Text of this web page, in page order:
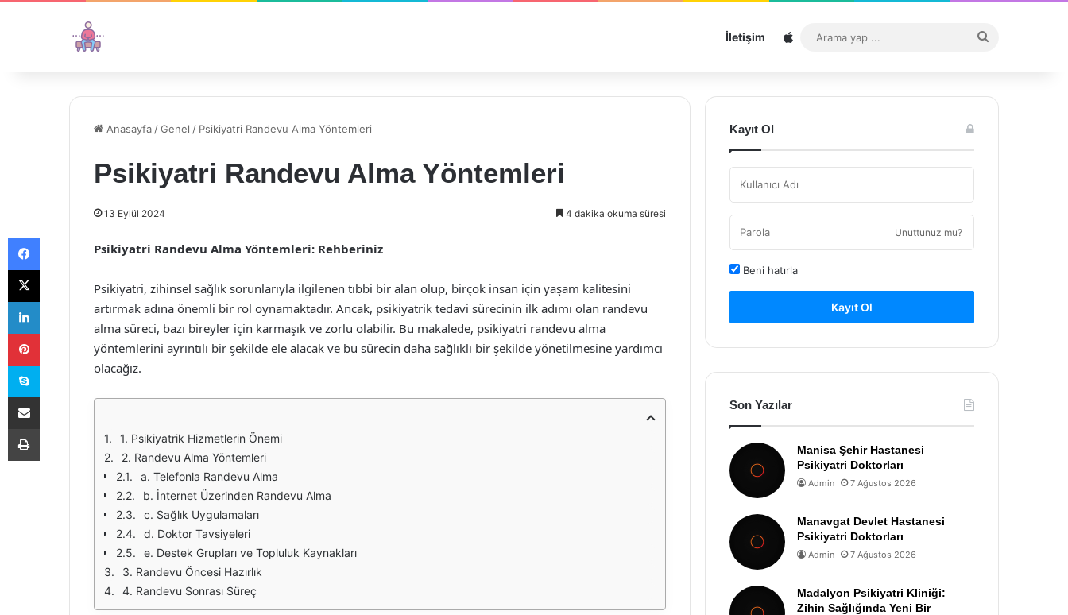
İletişim Sitemap
...
Anasayfa /Genel / Psikiyatri Randevu Alma Yöntemleri
Psikiyatri Randevu Alma Yöntemleri
13 Eylül 2024 4 dakika okuma süresi
Psikiyatri Randevu Alma Yöntemleri: Rehberiniz
Psikiyatri, zihinsel sağlık sorunlarıyla ilgilenen tıbbi bir alan olup, birçok insan için yaşam kalitesini
artırmak adına önemli bir rol oynamaktadır. Ancak, psikiyatrik tedavi sürecinin ilk adımı olan randevu
alma süreci, bazı bireyler için karmaşık ve zorlu olabilir. Bu makalede, psikiyatri randevu alma
yöntemlerini ayrıntılı bir şekilde ele alacak ve bu sürecin daha sağlıklı bir şekilde yönetilmesine yardımcı
olacağız.
1. Psikiyatrik Hizmetlerin Önemi
2. Randevu Alma Yöntemleri
a. Telefonla Randevu Alma
b. İnternet Üzerinden Randevu Alma
c. Sağlık Uygulamaları
d. Doktor Tavsiyeleri
e. Destek Grupları ve Topluluk Kaynakları
3. Randevu Öncesi Hazırlık
4. Randevu Sonrası Süreç
Kayıt Ol
Unuttunuz mu?
Beni hatırla
Kayıt Ol
Son Yazılar
Manisa Şehir Hastanesi
Psikiyatri Doktorları
Admin 7 Ağustos 2026
Manavgat Devlet Hastanesi
Psikiyatri Doktorları
Admin 7 Ağustos 2026
Madalyon Psikiyatri Kliniği:
Zihin Sağlığında Yeni Bir
Facebook
X
LinkedIn
Pinterest
Skype
E-Posta ile paylaş